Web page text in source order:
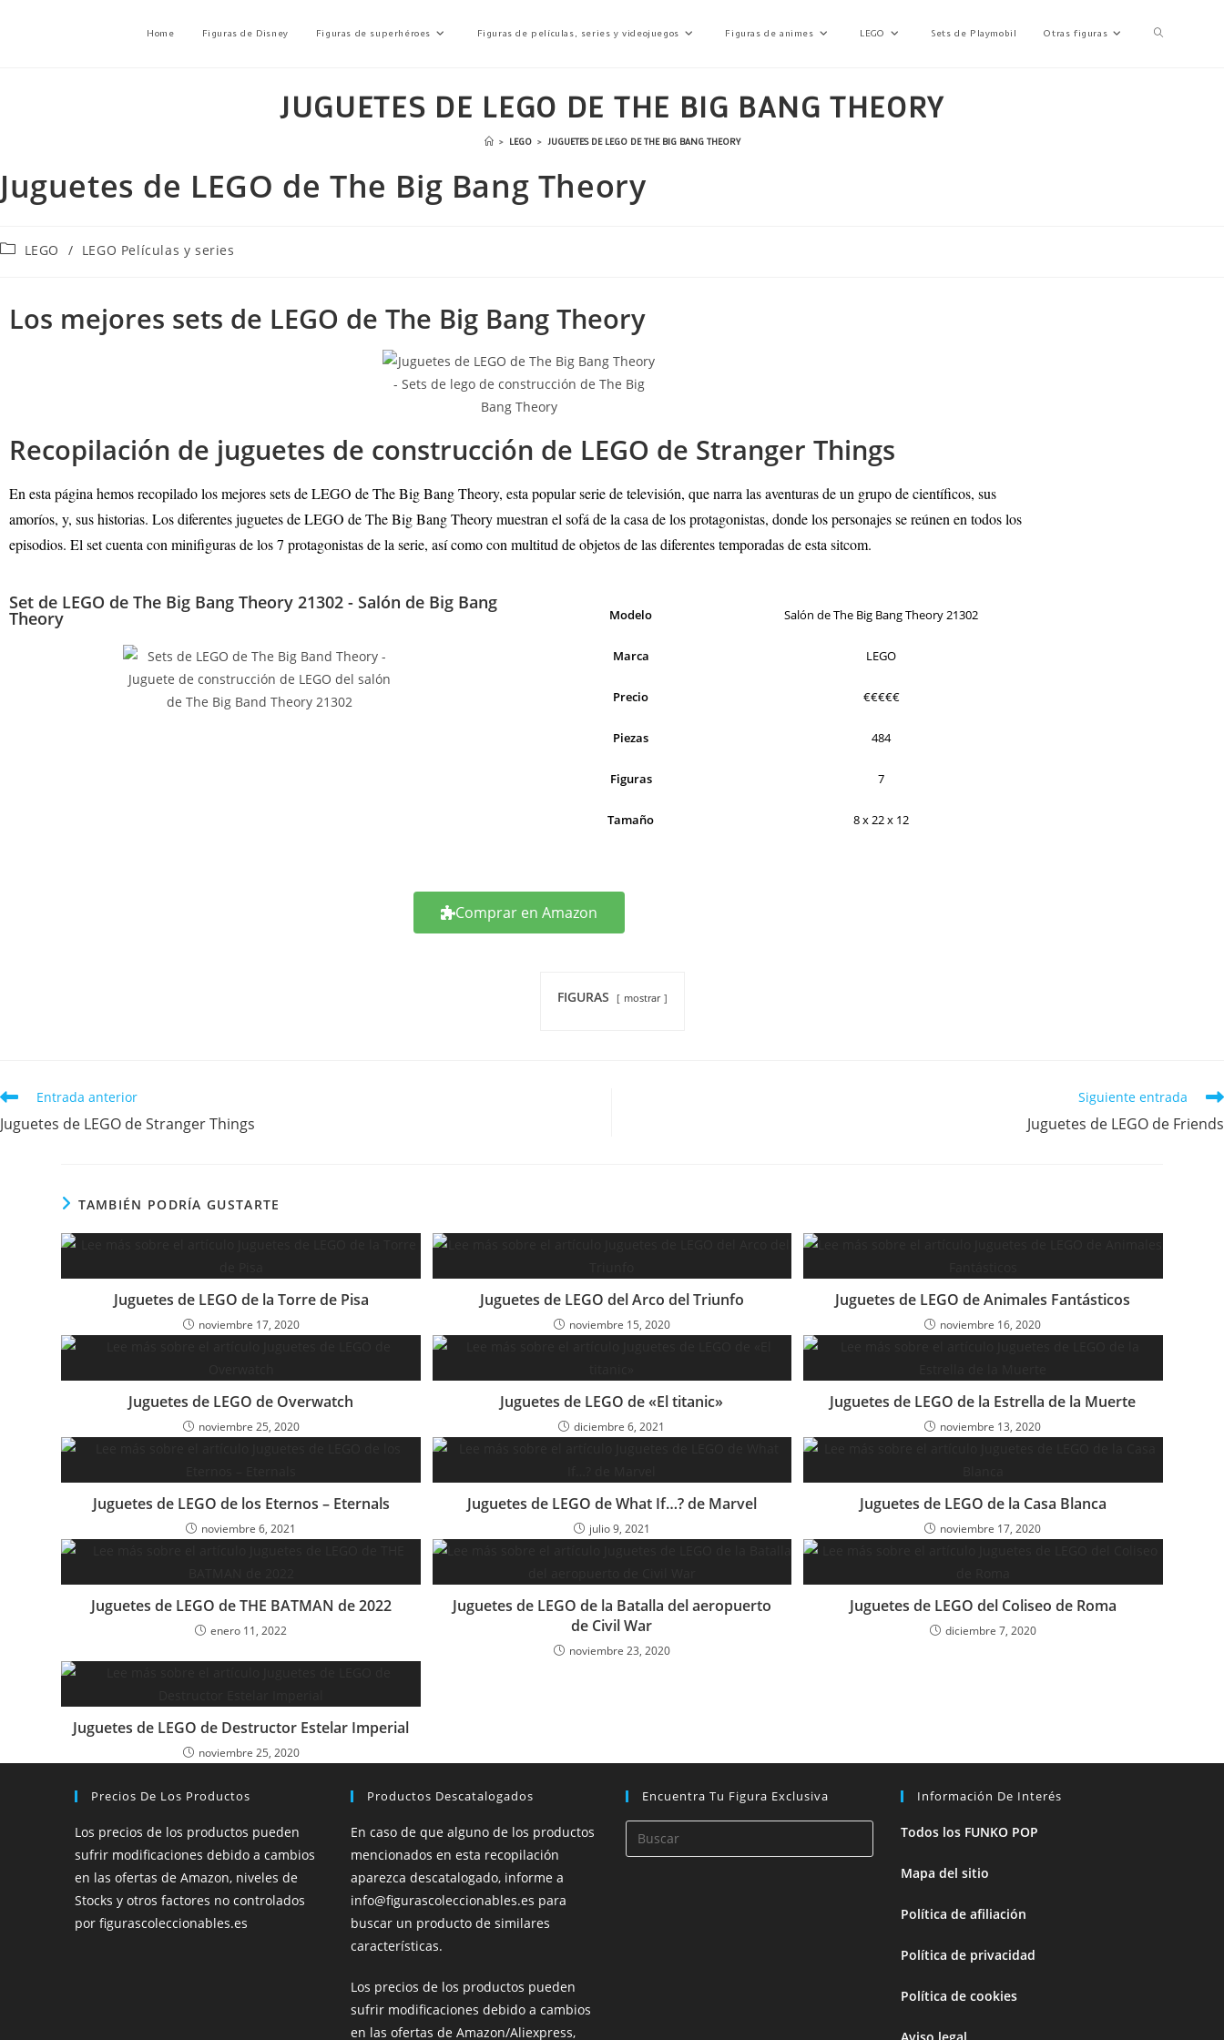
Home Figuras de Disney Figuras de superhéroes Figuras de películas, series y videojuegos Figuras de animes LEGO Sets de Playmobil Otras figuras
JUGUETES DE LEGO DE THE BIG BANG THEORY
> LEGO > JUGUETES DE LEGO DE THE BIG BANG THEORY
Juguetes de LEGO de The Big Bang Theory
LEGO / LEGO Películas y series
Los mejores sets de LEGO de The Big Bang Theory
Recopilación de juguetes de construcción de LEGO de Stranger Things
En esta página hemos recopilado los mejores sets de LEGO de The Big Bang Theory, esta popular serie de televisión, que narra las aventuras de un grupo de científicos, sus
amoríos, y, sus historias. Los diferentes juguetes de LEGO de The Big Bang Theory muestran el sofá de la casa de los protagonistas, donde los personajes se reúnen en todos los
episodios. El set cuenta con minifiguras de los 7 protagonistas de la serie, así como con multitud de objetos de las diferentes temporadas de esta sitcom.
Set de LEGO de The Big Bang Theory 21302 - Salón de Big Bang
Theory Modelo Salón de The Big Bang Theory 21302
Marca LEGO
Precio €€€€€
Piezas 484
Figuras 7
Tamaño 8 x 22 x 12
Comprar en Amazon
FIGURAS mostrar
Entrada anterior
Juguetes de LEGO de Stranger Things
Siguiente entrada
Juguetes de LEGO de Friends
TAMBIÉN PODRÍA GUSTARTE
Juguetes de LEGO de la Torre de Pisa
noviembre 17, 2020
Juguetes de LEGO del Arco del Triunfo
noviembre 15, 2020
Juguetes de LEGO de Animales Fantásticos
noviembre 16, 2020
Juguetes de LEGO de Overwatch
noviembre 25, 2020
Juguetes de LEGO de «El titanic»
diciembre 6, 2021
Juguetes de LEGO de la Estrella de la Muerte
noviembre 13, 2020
Juguetes de LEGO de los Eternos – Eternals
noviembre 6, 2021
Juguetes de LEGO de What If…? de Marvel
julio 9, 2021
Juguetes de LEGO de la Casa Blanca
noviembre 17, 2020
Juguetes de LEGO de THE BATMAN de 2022
enero 11, 2022
Juguetes de LEGO de la Batalla del aeropuerto
de Civil War
noviembre 23, 2020
Juguetes de LEGO del Coliseo de Roma
diciembre 7, 2020
Juguetes de LEGO de Destructor Estelar Imperial
noviembre 25, 2020
Precios De Los Productos
Los precios de los productos pueden
sufrir modificaciones debido a cambios
en las ofertas de Amazon, niveles de
Stocks y otros factores no controlados
por figurascoleccionables.es
Productos Descatalogados
En caso de que alguno de los productos
mencionados en esta recopilación
aparezca descatalogado, informe a
info@figurascoleccionables.es para
buscar un producto de similares
características.
Los precios de los productos pueden
sufrir modificaciones debido a cambios
en las ofertas de Amazon/Aliexpress,
Encuentra Tu Figura Exclusiva Información De Interés
Todos los FUNKO POP
Mapa del sitio
Política de afiliación
Política de privacidad
Política de cookies
Aviso legal